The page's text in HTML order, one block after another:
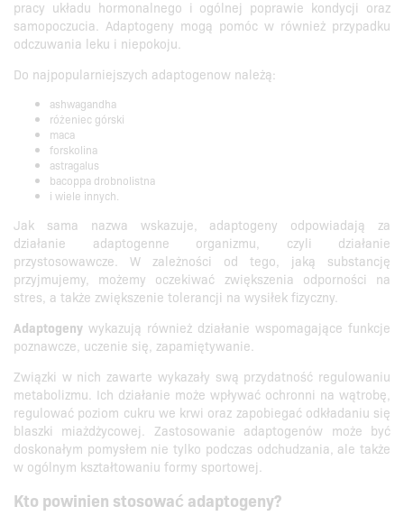
pracy układu hormonalnego i ogólnej poprawie kondycji oraz
samopoczucia. Adaptogeny mogą pomóc w również przypadku
odczuwania leku i niepokoju.
Do najpopularniejszych adaptogenow należą:
ashwagandha
różeniec górski
maca
forskolina
astragalus
bacoppa drobnolistna
i wiele innych.
Jak sama nazwa wskazuje, adaptogeny odpowiadają za
działanie adaptogenne organizmu, czyli działanie
przystosowawcze. W zależności od tego, jaką substancję
przyjmujemy, możemy oczekiwać zwiększenia odporności na
stres, a także zwiększenie tolerancji na wysiłek fizyczny.
Adaptogeny wykazują również działanie wspomagające funkcje
poznawcze, uczenie się, zapamiętywanie.
Związki w nich zawarte wykazały swą przydatność regulowaniu
metabolizmu. Ich działanie może wpływać ochronni na wątrobę,
regulować poziom cukru we krwi oraz zapobiegać odkładaniu się
blaszki miażdżycowej. Zastosowanie adaptogenów może być
doskonałym pomysłem nie tylko podczas odchudzania, ale także
w ogólnym kształtowaniu formy sportowej.
Kto powinien stosować adaptogeny?